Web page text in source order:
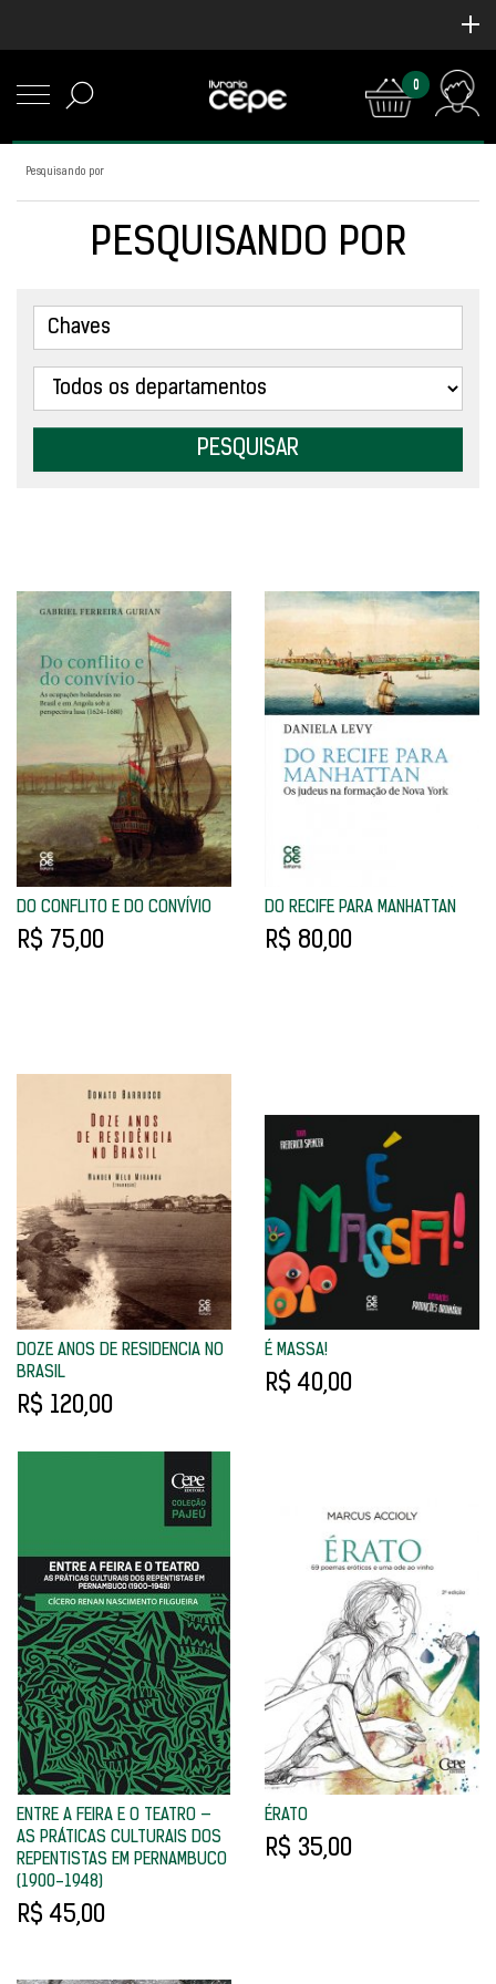
0
Pesquisando por
PESQUISANDO POR
DO CONFLITO E DO CONVÍVIO
R$ 75,00
DO RECIFE PARA MANHATTAN
R$ 80,00
DOZE ANOS DE RESIDENCIA NO
BRASIL
R$ 120,00
É MASSA!
R$ 40,00
ENTRE A FEIRA E O TEATRO —
AS PRÁTICAS CULTURAIS DOS
REPENTISTAS EM PERNAMBUCO
(1900-1948)
R$ 45,00
ÉRATO
R$ 35,00